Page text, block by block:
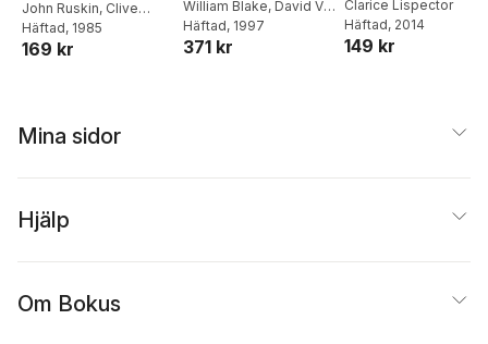
John Ruskin, Clive
Wilmer
Häftad, 1985
169 kr
Blake
William Blake, David V.
Erdman
Häftad, 1997
371 kr
Clarice Lispector
Häftad, 2014
149 kr
Mina sidor
Hjälp
Om Bokus